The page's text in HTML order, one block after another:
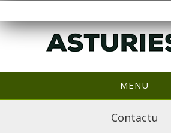
MENU
Contactu